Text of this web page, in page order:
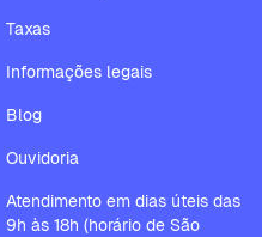
Taxas
Informações legais
Blog
Ouvidoria
Atendimento em dias úteis das
9h às 18h (horário de São